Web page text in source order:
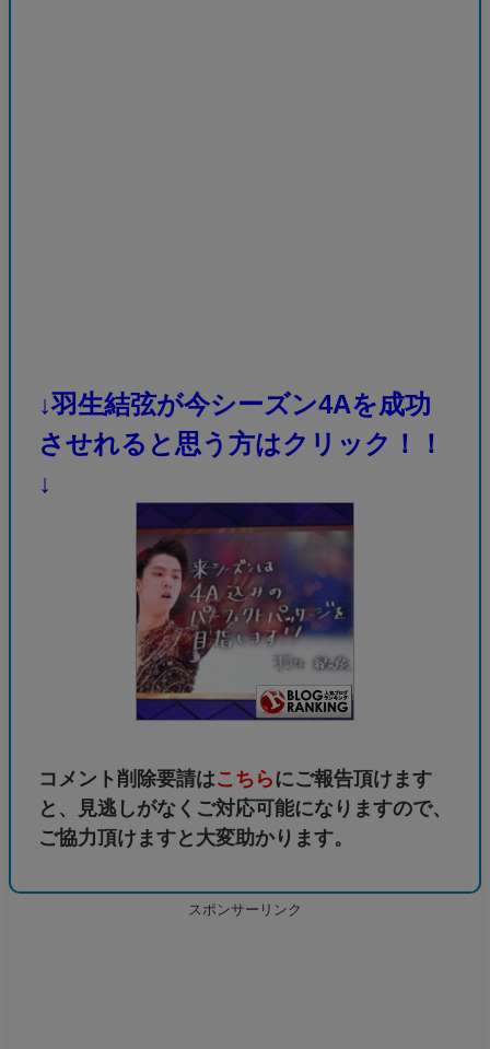
↓羽生結弦が今シーズン4Aを成功
させれると思う方はクリック！！
↓
コメント削除要請はこちら にご報告頂けます
と、見逃しがなくご対応可能になりますので、
ご協力頂けますと大変助かります。
スポンサーリンク